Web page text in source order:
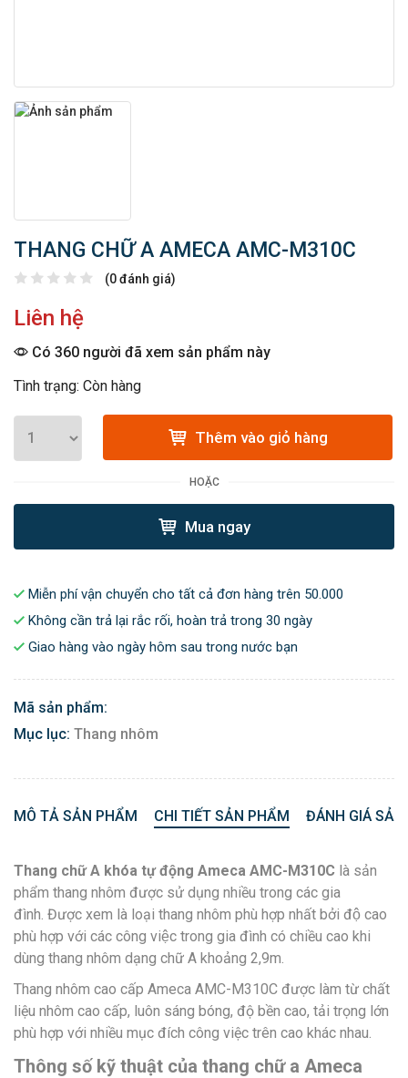
THANG CHỮ A AMECA AMC-M310C
(0 đánh giá)
Liên hệ
Có 360 người đã xem sản phẩm này
Tình trạng: Còn hàng
Thêm vào giỏ hàng
HOẶC
Mua ngay
Miễn phí vận chuyển cho tất cả đơn hàng trên 50.000
Không cần trả lại rắc rối, hoàn trả trong 30 ngày
Giao hàng vào ngày hôm sau trong nước bạn
Mã sản phẩm:
Mục lục: Thang nhôm
MÔ TẢ SẢN PHẨM CHI TIẾT SẢN PHẨM ĐÁNH GIÁ
Thang chữ A khóa tự động Ameca AMC-M310C là sản
phẩm thang nhôm được sử dụng nhiều trong các gia
đình. Được xem là loại thang nhôm phù hợp nhất bởi độ cao
phù hợp với các công việc trong gia đình có chiều cao khi
dùng thang nhôm dạng chữ A khoảng 2,9m.
Thang nhôm cao cấp Ameca AMC-M310C được làm từ chất
liệu nhôm cao cấp, luôn sáng bóng, độ bền cao, tải trọng lớn
phù hợp với nhiều mục đích công việc trên cao khác nhau.
Thông số kỹ thuật của thang chữ a Ameca